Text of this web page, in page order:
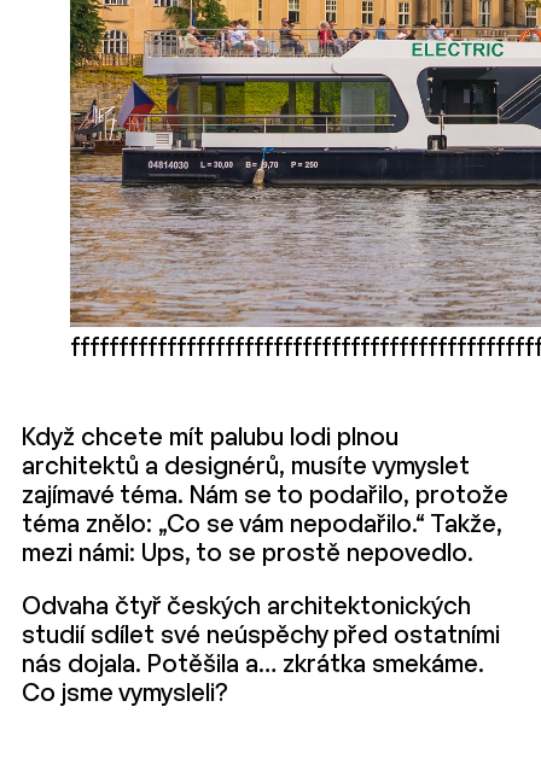
Když chcete mít palubu lodi plnou
architektů a designérů, musíte vymyslet
zajímavé téma. Nám se to podařilo, protože
téma znělo: „Co se vám nepodařilo.“ Takže,
mezi námi: Ups, to se prostě nepovedlo.
Odvaha čtyř českých architektonických
studií sdílet své neúspěchy před ostatními
nás dojala. Potěšila a… zkrátka smekáme.
Co jsme vymysleli?